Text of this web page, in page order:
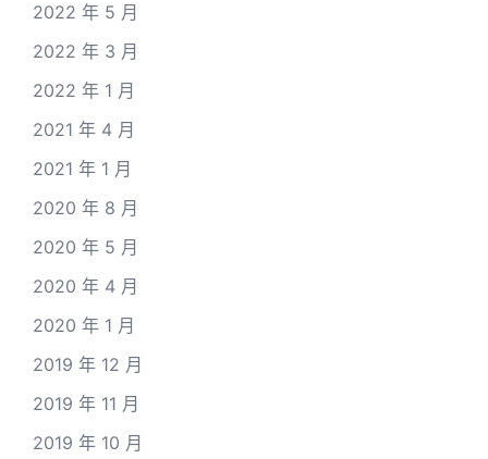
2022 年 5 月
2022 年 3 月
2022 年 1 月
2021 年 4 月
2021 年 1 月
2020 年 8 月
2020 年 5 月
2020 年 4 月
2020 年 1 月
2019 年 12 月
2019 年 11 月
2019 年 10 月